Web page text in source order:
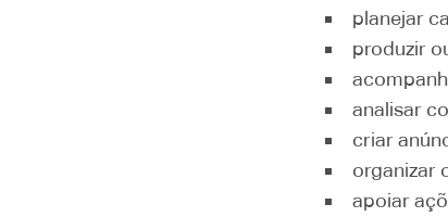
planejar
produzir
analisar
criar
organizar
apoiar